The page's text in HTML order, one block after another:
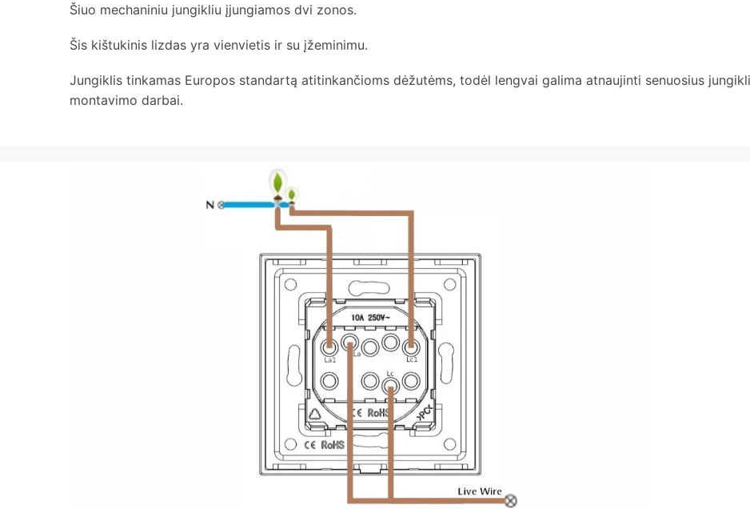
Šiuo mechaniniu jungikliu įjungiamos dvi zonos.
Šis kištukinis lizdas yra vienvietis ir su įžeminimu.
Jungiklis tinkamas Europos standartą atitinkančioms dėžutėms, todėl lengvai galima atnaujinti senuosius
montavimo darbai.